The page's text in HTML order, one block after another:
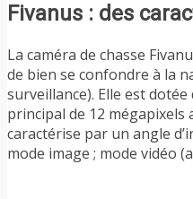
Fivanus : des
La caméra de chasse
de bien se confondre à la
surveillance). Elle est
principal de 12 mégapixels
caractérise par un angle
mode image ; mode vidéo